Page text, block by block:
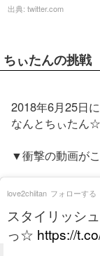
出典: twitter.com
ちぃたんの挑戦
2018年6月25日
なんとちぃたん
▼衝撃の動画が
スタイリッシ
っ☆ https://
love2chiitan フォローする